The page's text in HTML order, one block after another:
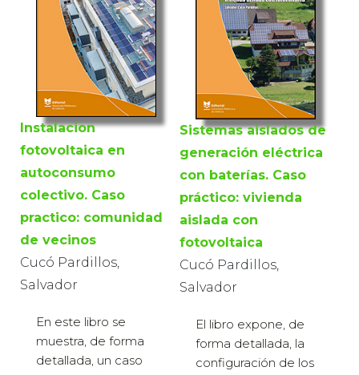
Instalacion
fotovoltaica en
autoconsumo
colectivo. Caso
practico: comunidad
de vecinos
Cucó Pardillos,
Salvador
En este libro se
muestra, de forma
detallada, un caso
Sistemas aislados de
generación eléctrica
con baterías. Caso
práctico: vivienda
aislada con
fotovoltaica
Cucó Pardillos,
Salvador
El libro expone, de
forma detallada, la
configuración de los